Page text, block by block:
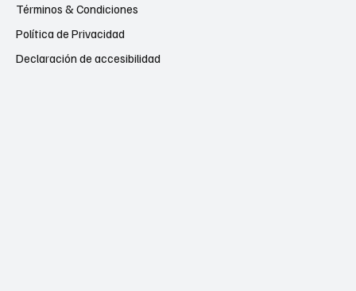
Política de Privacidad
Términos & Condiciones
Declaración de accesibilidad